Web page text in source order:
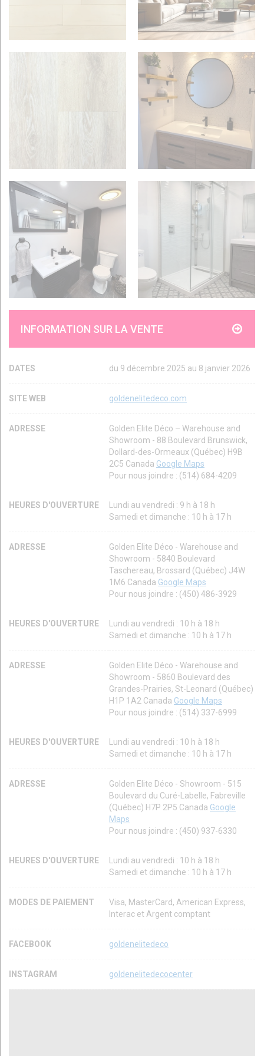
INFORMATION SUR LA VENTE
DATES du 9 décembre 2025 au 8 janvier 2026
SITE WEB goldenelitedeco.com
ADRESSE
Golden Elite Déco – Warehouse and
Showroom - 88 Boulevard Brunswick,
Dollard-des-Ormeaux (Québec) H9B
2C5 Canada Google Maps
Pour nous joindre : (514) 684-4209
HEURES D'OUVERTURE
Lundi au vendredi : 9 h à 18 h
Samedi et dimanche : 10 h à 17 h
ADRESSE
Golden Elite Déco - Warehouse and
Showroom - 5840 Boulevard
Taschereau, Brossard (Québec) J4W
1M6 Canada Google Maps
Pour nous joindre : (450) 486-3929
HEURES D'OUVERTURE
Lundi au vendredi : 10 h à 18 h
Samedi et dimanche : 10 h à 17 h
ADRESSE
Golden Elite Déco - Warehouse and
Showroom - 5860 Boulevard des
Grandes-Prairies, St-Leonard (Québec)
H1P 1A2 Canada Google Maps
Pour nous joindre : (514) 337-6999
HEURES D'OUVERTURE
Lundi au vendredi : 10 h à 18 h
Samedi et dimanche : 10 h à 17 h
ADRESSE
Golden Elite Déco - Showroom - 515
Boulevard du Curé-Labelle, Fabreville
(Québec) H7P 2P5 Canada Google
Maps
Pour nous joindre : (450) 937-6330
HEURES D'OUVERTURE
Lundi au vendredi : 10 h à 18 h
Samedi et dimanche : 10 h à 17 h
MODES DE PAIEMENT
Visa, MasterCard, American Express,
Interac et Argent comptant
FACEBOOK goldenelitedeco
INSTAGRAM goldenelitedecocenter